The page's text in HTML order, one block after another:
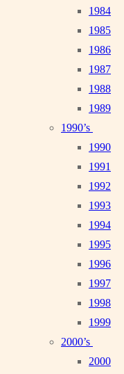
1984
1985
1986
1987
1988
1989
1990’s
1990
1991
1992
1993
1994
1995
1996
1997
1998
1999
2000’s
2000